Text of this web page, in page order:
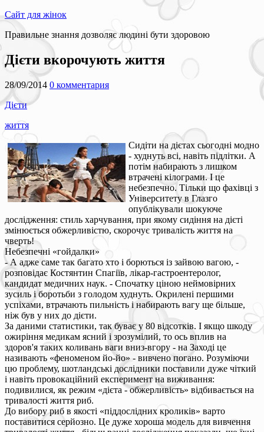
Сайт для жінок
Правильне знання дозволяє людині бути здоровою
Дієти вкорочують життя
28/09/2014 0 комментария
Дієти
життя
Сидіти на дієтах сьогодні модно
- худнуть всі, навіть підлітки. А
потім набирають з лишком
втрачені кілограми. І це
небезпечно. Тільки що фахівці з
Університету в Глазго
опублікували шокуюче
дослідження: стиль харчування, при якому сидіння на дієті
змінюється обжерливістю, скорочує тривалість життя на
чверть!
Небезпечні «гойдалки»
- А адже саме так багато хто і борються із зайвою вагою, -
розповідає Костянтин Спагіїв, лікар-гастроентеролог,
кандидат медичних наук. - Спочатку ціною неймовірних
зусиль і боротьби з голодом худнуть. Окрилені першими
успіхами, втрачають пильність і набирають вагу ще більше,
ніж був у них до дієти.
За даними статистики, так буває у 80 відсотків. І якщо шкоду
ожиріння медикам ясний і зрозумілий, то ось вплив на
здоров'я таких коливань ваги вниз-вгору - на Заході це
називають «феноменом йо-йо» - вивчено погано. Розуміючи
цю проблему, шотландські дослідники поставили дуже чіткий
і навіть провокаційний експеримент на виживання:
подивилися, як режим «дієта - обжерливість» відбивається на
тривалості життя риб.
До вибору риб в якості «піддослідних кроликів» варто
поставитися серйозно. Це дуже хороша модель для вивчення